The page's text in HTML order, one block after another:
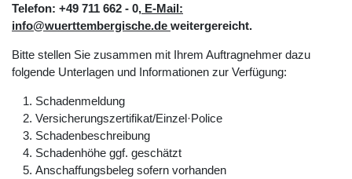
Telefon: +49 711 662 - 0, E-Mail:
info@wuerttembergische.de weitergereicht.
Bitte stellen Sie zusammen mit Ihrem Auftragnehmer dazu
folgende Unterlagen und Informationen zur Verfügung:
Schadenmeldung
Versicherungszertifikat/Einzel·Police
Schadenbeschreibung
Schadenhöhe ggf. geschätzt
Anschaffungsbeleg sofern vorhanden